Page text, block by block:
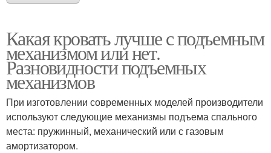
Какая кровать лучше с подъемным
механизмом или нет.
Разновидности подъемных
механизмов
При изготовлении современных моделей производители
используют следующие механизмы подъема спального
места: пружинный, механический или с газовым
амортизатором.